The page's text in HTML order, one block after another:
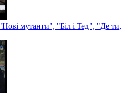
мутанти", "Біл і Тед", "Де ти,